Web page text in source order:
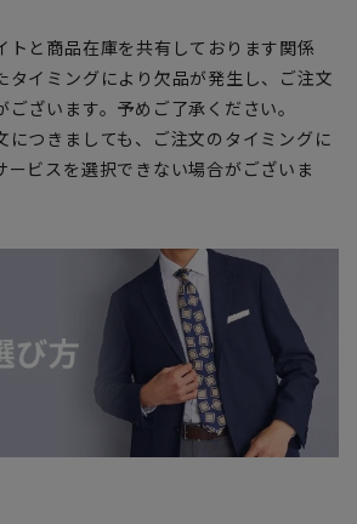
と商品在庫を共有しております関係
タイミングにより欠品が発生し、ご注文
ざいます。予めご了承ください。
つきましても、ご注文のタイミングに
ービスを選択できない場合がございま